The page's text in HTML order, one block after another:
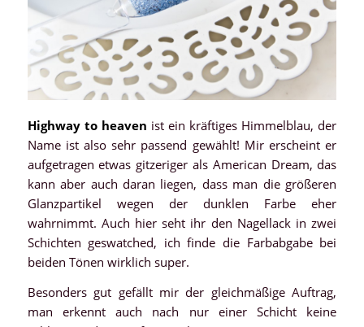
Highway to heaven ist ein kräftiges Himmelblau, der
Name ist also sehr passend gewählt! Mir erscheint er
aufgetragen etwas gitzeriger als American Dream, das
kann aber auch daran liegen, dass man die größeren
Glanzpartikel wegen der dunklen Farbe eher
wahrnimmt. Auch hier seht ihr den Nagellack in zwei
Schichten geswatched, ich finde die Farbabgabe bei
beiden Tönen wirklich super.
Besonders gut gefällt mir der gleichmäßige Auftrag,
man erkennt auch nach nur einer Schicht keine